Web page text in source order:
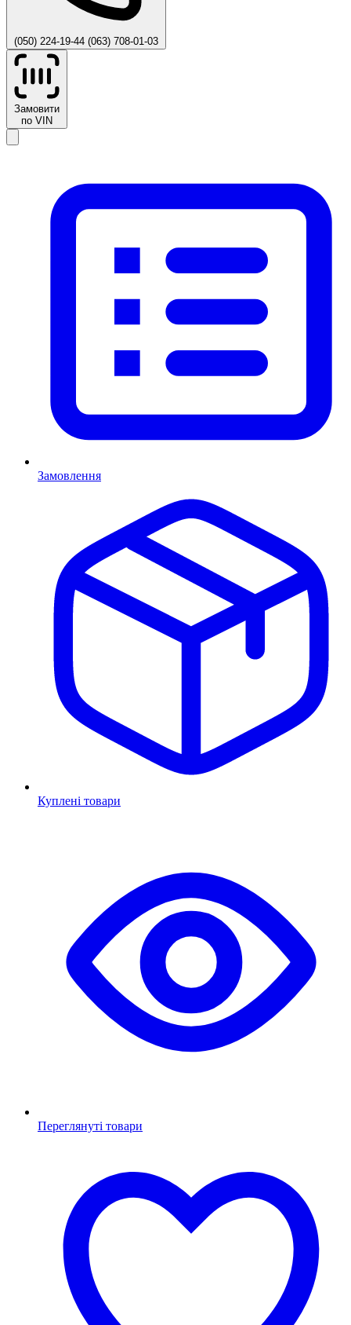
(050) 224-19-44 (063) 708-01-03
Замовити
по VIN
Замовлення
Куплені товари
Переглянуті товари